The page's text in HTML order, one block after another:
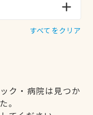
すべてをクリア
ク・病院は見つか
。